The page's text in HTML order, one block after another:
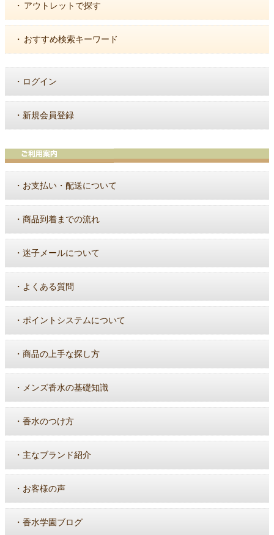
・ アウトレットで探す
・ おすすめ検索キーワード
・ ログイン
・ 新規会員登録
・ お支払い・配送について
・ 商品到着までの流れ
・ 迷子メールについて
・ よくある質問
・ ポイントシステムについて
・ 商品の上手な探し方
・ メンズ香水の基礎知識
・ 香水のつけ方
・ 主なブランド紹介
・ お客様の声
・ 香水学園ブログ